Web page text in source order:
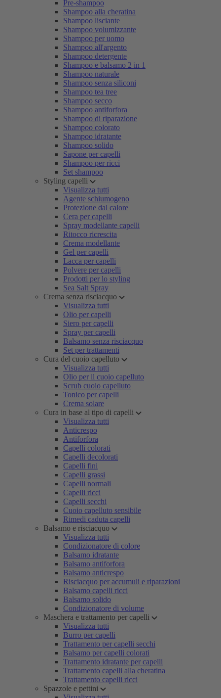
Pre-shampoo
Shampoo alla cheratina
Shampoo lisciante
Shampoo volumizzante
Shampoo per uomo
Shampoo all'argento
Shampoo detergente
Shampoo e balsamo 2 in 1
Shampoo naturale
Shampoo senza siliconi
Shampoo tea tree
Shampoo secco
Shampoo antiforfora
Shampoo di riparazione
Shampoo colorato
Shampoo idratante
Shampoo solido
Sapone per capelli
Shampoo per ricci
Set shampoo
Styling capelli
Visualizza tutti
Agente schiumogeno
Protezione dal calore
Cera per capelli
Spray modellante capelli
Ritocco ricrescita
Crema modellante
Gel per capelli
Lacca per capelli
Polvere per capelli
Prodotti per lo styling
Sea Salt Spray
Crema senza risciacquo
Visualizza tutti
Olio per capelli
Siero per capelli
Spray per capelli
Balsamo senza risciacquo
Set per trattamenti
Cura del cuoio capelluto
Visualizza tutti
Olio per il cuoio capelluto
Scrub cuoio capelluto
Tonico per capelli
Crema solare
Cura in base al tipo di capelli
Visualizza tutti
Anticrespo
Antiforfora
Capelli colorati
Capelli decolorati
Capelli fini
Capelli grassi
Capelli normali
Capelli ricci
Capelli secchi
Cuoio capelluto sensibile
Rimedi caduta capelli
Balsamo e risciacquo
Visualizza tutti
Condizionatore di colore
Balsamo idratante
Balsamo antiforfora
Balsamo anticrespo
Risciacquo per accumuli e riparazioni
Balsamo capelli ricci
Balsamo solido
Condizionatore di volume
Maschera e trattamento per capelli
Visualizza tutti
Burro per capelli
Trattamento per capelli secchi
Balsamo per capelli colorati
Trattamento idratante per capelli
Trattamento capelli alla cheratina
Trattamento capelli ricci
Spazzole e pettini